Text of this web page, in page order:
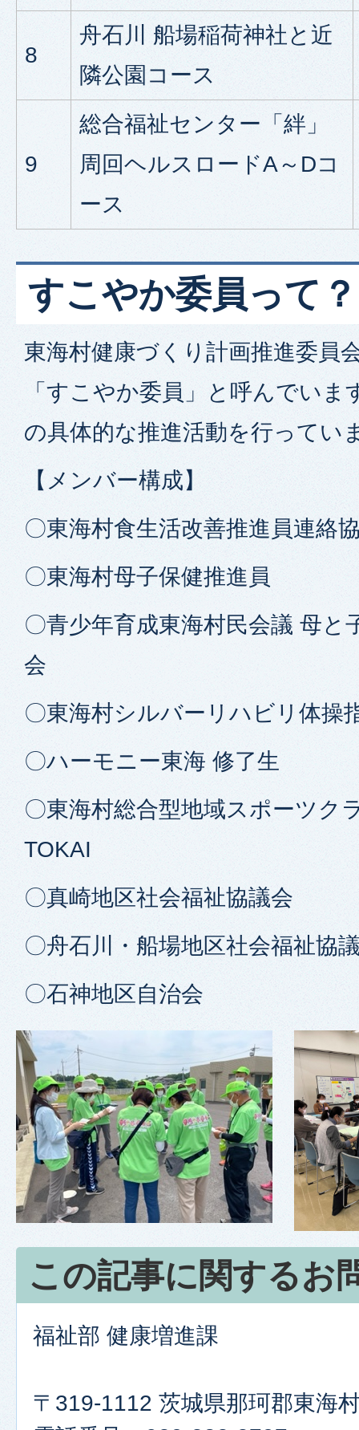
8
舟石川 船場稲荷神社と近
隣公園コース
9
総合福祉センター「絆」
周回ヘルスロードA～Dコ
ース
すこやか委員って？
東海村健康づくり計画推進委員
「すこやか委員」と呼んでいま
の具体的な推進活動を行ってい
【メンバー構成】
〇東海村食生活改善推進員連絡
〇東海村母子保健推進員
〇青少年育成東海村民会議 母と
会
〇東海村シルバーリハビリ体操
〇ハーモニー東海 修了生
〇東海村総合型地域スポーツク
TOKAI
〇真崎地区社会福祉協議会
〇舟石川・船場地区社会福祉協
〇石神地区自治会
この記事に関するお
福祉部 健康増進課
〒319-1112 茨城県那珂郡東海